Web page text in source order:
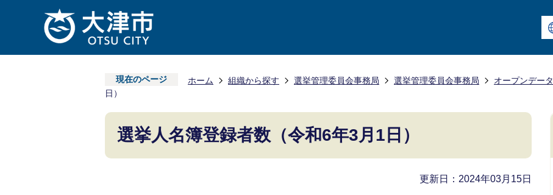
現在のページ ホーム 組織から探す 選挙管理委員会事務局 選挙管理委員会事務局 オープンデータ
日）
選挙人名簿登録者数（令和6年3月1日）
更新日：2024年03月15日